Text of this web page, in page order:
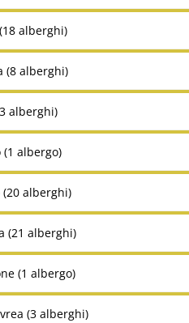
alberghi)
(8 alberghi)
alberghi)
(1 albergo)
alberghi)
(21 alberghi)
(1 albergo)
(3 alberghi)